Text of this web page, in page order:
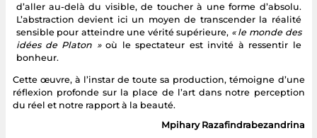
d’aller au-delà du visible, de toucher à une forme d’absolu.
L’abstraction devient ici un moyen de transcender la réalité
sensible pour atteindre une vérité supérieure, « le monde des
idées de Platon »où le spectateur est invité à ressentir le
bonheur.
Cette œuvre, à l’instar de toute sa production, témoigne d’une
réflexion profonde sur la place de l’art dans notre perception
du réel et notre rapport à la beauté.
Mpihary Razafindrabezandrina